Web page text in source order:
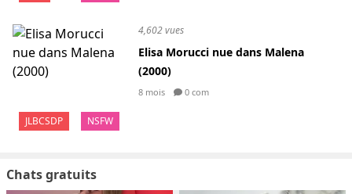
JLBCSDP NSFW
4,602 vues
Elisa Morucci nue dans Malena
(2000)
8 mois 0 com
Chats gratuits